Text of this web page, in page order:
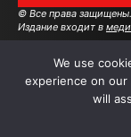
© Все права
Издание входит в
We use
experience on
will